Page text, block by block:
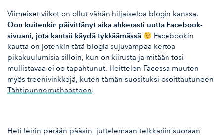
Viimeiset viikot on ollut vähän hiljaiseloa blogin kanssa.
Oon kuitenkin päivittänyt aika ahkerasti uutta Facebook-
sivuani, jota kantsii käydä tykkäämässä
Facebookin
kautta on jotenkin tätä blogia sujuvampaa kertoa
pikakuulumisia silloin, kun on kiirusta ja mitään tosi
mullistavaa ei oo tapahtunut. Heittelen Facessa muuten
myös treenivinkkejä, kuten tämän suosituksi osoittautuneen
Tähtipunnerrushaasteen!
Heti leirin perään pääsin juttelemaan telkkariin suoraan